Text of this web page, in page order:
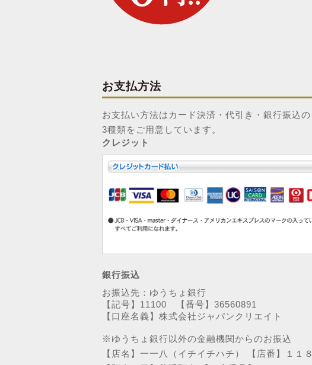
お支払方法
お支払い方法はカード決済・代引き・銀行振込の
3種類をご用意しています。
クレジット
銀行振込
お振込先：ゆうちょ銀行
【記号】11100 【番号】36560891
【口座名義】株式会社ジャパンクリエイト
※ゆうちょ銀行以外の金融機関からのお振込
【店名】一一八（イチイチハチ） 【店番】１１８